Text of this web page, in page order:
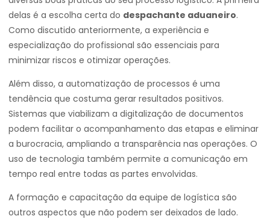
delas é a escolha certa do despachante aduaneiro.
Como discutido anteriormente, a experiência e
especialização do profissional são essenciais para
minimizar riscos e otimizar operações.
Além disso, a automatização de processos é uma
tendência que costuma gerar resultados positivos.
Sistemas que viabilizam a digitalização de documentos
podem facilitar o acompanhamento das etapas e eliminar
a burocracia, ampliando a transparência nas operações. O
uso de tecnologia também permite a comunicação em
tempo real entre todas as partes envolvidas.
A formação e capacitação da equipe de logística são
outros aspectos que não podem ser deixados de lado.